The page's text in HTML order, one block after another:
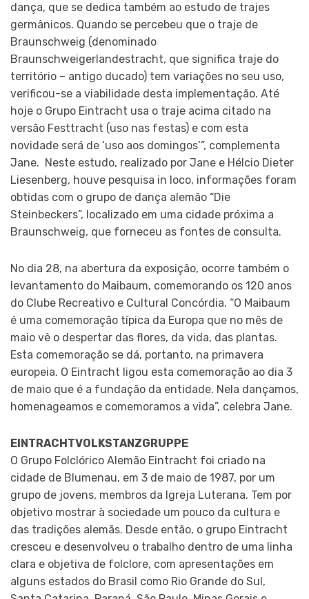
dança, que se dedica também ao estudo de trajes
germânicos. Quando se percebeu que o traje de
Braunschweig (denominado
Braunschweigerlandestracht, que significa traje do
território – antigo ducado) tem variações no seu uso,
verificou-se a viabilidade desta implementação. Até
hoje o Grupo Eintracht usa o traje acima citado na
versão Festtracht (uso nas festas) e com esta
novidade será de ‘uso aos domingos’”, complementa
Jane. Neste estudo, realizado por Jane e Hélcio Dieter
Liesenberg, houve pesquisa in loco, informações foram
obtidas com o grupo de dança alemão “Die
Steinbeckers”, localizado em uma cidade próxima a
Braunschweig, que forneceu as fontes de consulta.
No dia 28, na abertura da exposição, ocorre também o
levantamento do Maibaum, comemorando os 120 anos
do Clube Recreativo e Cultural Concórdia. “O Maibaum
é uma comemoração típica da Europa que no mês de
maio vê o despertar das flores, da vida, das plantas.
Esta comemoração se dá, portanto, na primavera
europeia. O Eintracht ligou esta comemoração ao dia 3
de maio que é a fundação da entidade. Nela dançamos,
homenageamos e comemoramos a vida”, celebra Jane.
EINTRACHTVOLKSTANZGRUPPE
O Grupo Folclórico Alemão Eintracht foi criado na
cidade de Blumenau, em 3 de maio de 1987, por um
grupo de jovens, membros da Igreja Luterana. Tem por
objetivo mostrar à sociedade um pouco da cultura e
das tradições alemãs. Desde então, o grupo Eintracht
cresceu e desenvolveu o trabalho dentro de uma linha
clara e objetiva de folclore, com apresentações em
alguns estados do Brasil como Rio Grande do Sul,